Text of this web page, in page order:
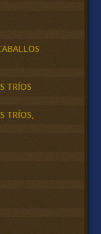
TRÍOS
TRÍOS,